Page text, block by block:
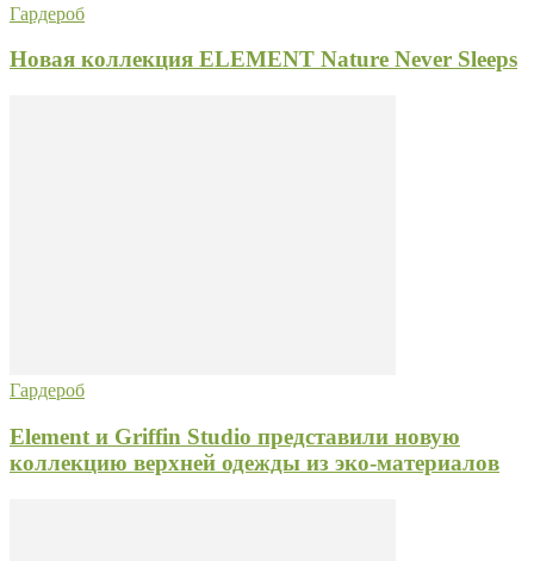
Гардероб
Новая коллекция ELEMENT Nature Never Sleeps
Гардероб
Element и Griffin Studio представили новую
коллекцию верхней одежды из эко-материалов